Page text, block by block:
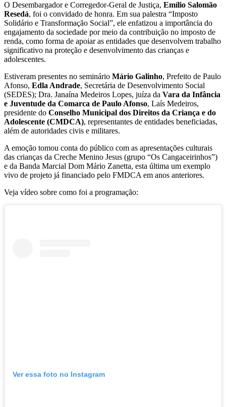
O Desembargador e Corregedor-Geral de Justiça, Emílio Salomão
Resedá, foi o convidado de honra. Em sua palestra “Imposto
Solidário e Transformação Social”, ele enfatizou a importância do
engajamento da sociedade por meio da contribuição no imposto de
renda, como forma de apoiar as entidades que desenvolvem trabalho
significativo na proteção e desenvolvimento das crianças e
adolescentes.
Estiveram presentes no seminário Mário Galinho, Prefeito de Paulo
Afonso, Edla Andrade, Secretária de Desenvolvimento Social
(SEDES); Dra. Janaína Medeiros Lopes, juíza da Vara da Infância
e Juventude da Comarca de Paulo Afonso, Laís Medeiros,
presidente do Conselho Municipal dos Direitos da Criança e do
Adolescente (CMDCA), representantes de entidades beneficiadas,
além de autoridades civis e militares.
A emoção tomou conta do público com as apresentações culturais
das crianças da Creche Menino Jesus (grupo “Os Cangaceirinhos”)
e da Banda Marcial Dom Mário Zanetta, esta última um exemplo
vivo de projeto já financiado pelo FMDCA em anos anteriores.
Veja vídeo sobre como foi a programação:
Ver essa foto no Instagram